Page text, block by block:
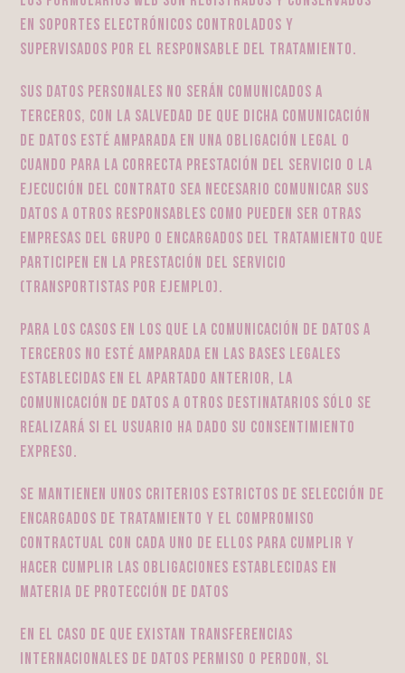
en soportes electrónicos controlados y
supervisados por el responsable del tratamiento.
Sus datos personales no serán comunicados a
terceros, con la salvedad de que dicha comunicación
de datos esté amparada en una obligación legal o
cuando para la correcta prestación del servicio o la
ejecución del contrato sea necesario comunicar sus
datos a otros responsables como pueden ser otras
empresas del grupo o encargados del tratamiento que
participen en la prestación del servicio
(transportistas por ejemplo).
Para los casos en los que la comunicación de datos a
terceros no esté amparada en las bases legales
establecidas en el apartado anterior, la
comunicación de datos a otros destinatarios sólo se
realizará si el usuario ha dado su consentimiento
expreso.
Se mantienen unos criterios estrictos de selección de
encargados de tratamiento y el compromiso
contractual con cada uno de ellos para cumplir y
hacer cumplir las obligaciones establecidas en
materia de protección de datos
En el caso de que existan transferencias
internacionales de datos PERMISO O PERDON, SL